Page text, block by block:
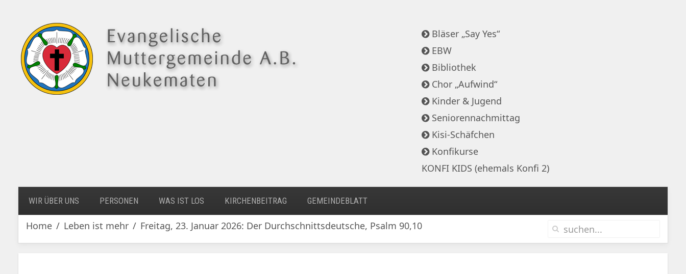
Bläser „Say Yes“
EBW
Bibliothek
Chor „Aufwind“
Kinder & Jugend
Seniorennachmittag
Kisi-Schäfchen
Konfikurse
KONFI KIDS (ehemals Konfi 2)
WIR ÜBER UNS PERSONEN WAS IST LOS KIRCHENBEITRAG GEMEINDEBLATT
Home Leben ist mehr Freitag, 23. Januar 2026: Der Durchschnittsdeutsche, Psalm 90,10